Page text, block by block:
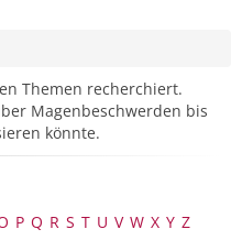
Themen recherchiert.
Magenbeschwerden bis
könnte.
P Q R S T U V W X Y Z